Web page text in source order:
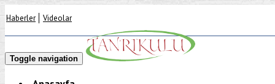
Haberler Videolar
Toggle navigation